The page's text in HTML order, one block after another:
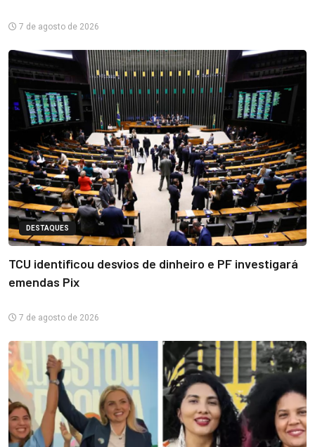
7 de agosto de 2026
DESTAQUES
TCU identificou desvios de dinheiro e PF investigará
emendas Pix
7 de agosto de 2026